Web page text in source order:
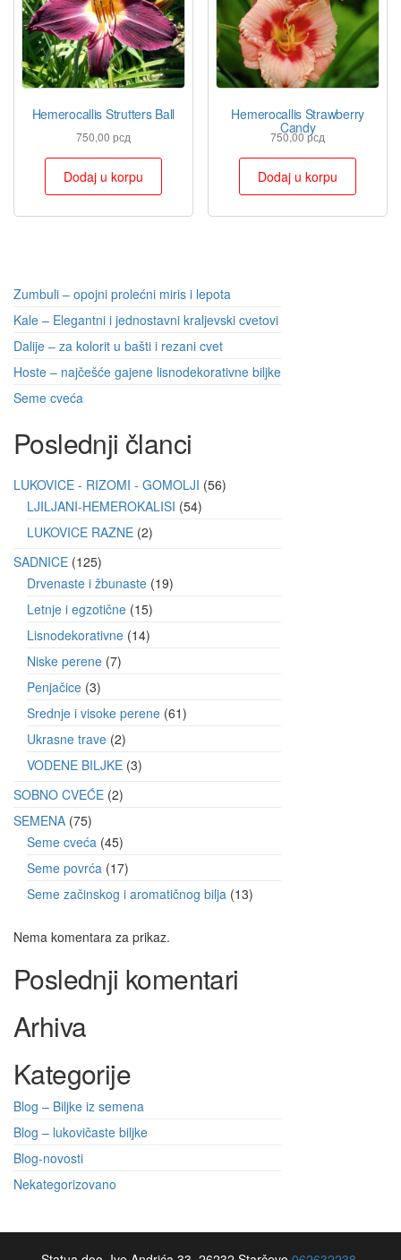
Hemerocallis Strutters Ball
750,00 рсд
Dodaj u korpu
Hemerocallis Strawberry
Candy
750,00рсд
Dodaj u korpu
Zumbuli – opojni prolećni miris i lepota
Kale – Elegantni i jednostavni kraljevski cvetovi
Dalije – za kolorit u bašti i rezani cvet
Hoste – najčešće gajene lisnodekorativne biljke
Seme cveća
Poslednji članci
LUKOVICE - RIZOMI - GOMOLJI 56
LJILJANI-HEMEROKALISI 54
LUKOVICE RAZNE 2
SADNICE 125
Drvenaste i žbunaste 19
Letnje i egzotične 15
Lisnodekorativne 14
Niske perene 7
Penjačice 3
Srednje i visoke perene 61
Ukrasne trave 2
VODENE BILJKE 3
SOBNO CVEĆE 2
SEMENA 75
Seme cveća 45
Seme povrća 17
Seme začinskog i aromatičnog bilja 13
Nema komentara za prikaz.
Poslednji komentari
Arhiva
Kategorije
Blog – Biljke iz semena
Blog – lukovičaste biljke
Blog-novosti
Nekategorizovano